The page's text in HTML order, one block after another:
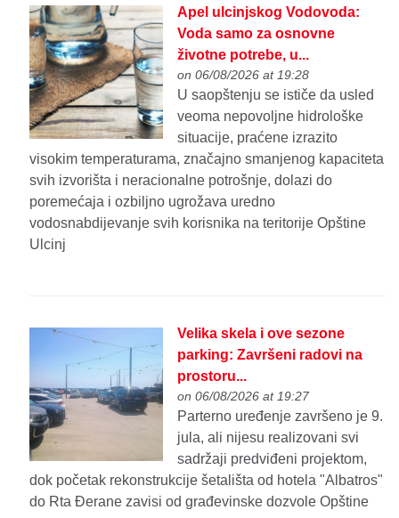
Apel ulcinjskog Vodovoda:
Voda samo za osnovne
životne potrebe, u...
on 06/08/2026 at 19:28
U saopštenju se ističe da usled
veoma nepovoljne hidrološke
situacije, praćene izrazito
visokim temperaturama, značajno smanjenog kapaciteta
svih izvorišta i neracionalne potrošnje, dolazi do
poremećaja i ozbiljno ugrožava uredno
vodosnabdijevanje svih korisnika na teritorije Opštine
Ulcinj
Velika skela i ove sezone
parking: Završeni radovi na
prostoru...
on 06/08/2026 at 19:27
Parterno uređenje završeno je 9.
jula, ali nijesu realizovani svi
sadržaji predviđeni projektom,
dok početak rekonstrukcije šetališta od hotela "Albatros"
do Rta Đerane zavisi od građevinske dozvole Opštine